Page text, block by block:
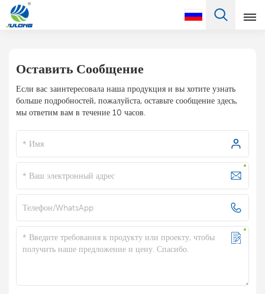
Pусский
English
Français
Italiano
Оставить Сообщение
Если вас заинтересовала наша продукция и вы хотите узнать
больше подробностей, пожалуйста, оставьте сообщение здесь,
мы ответим вам в течение 10 часов.